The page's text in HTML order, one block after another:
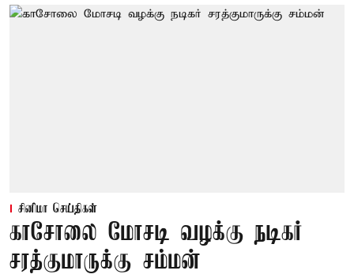
சினிமா செய்திகள்
காசோலை மோசடி வழக்கு நடிகர்
சரத்குமாருக்கு சம்மன்